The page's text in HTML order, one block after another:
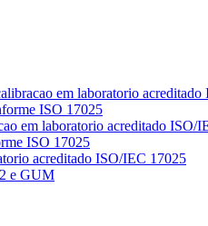
ISO 17025
ISO 17025
e GUM